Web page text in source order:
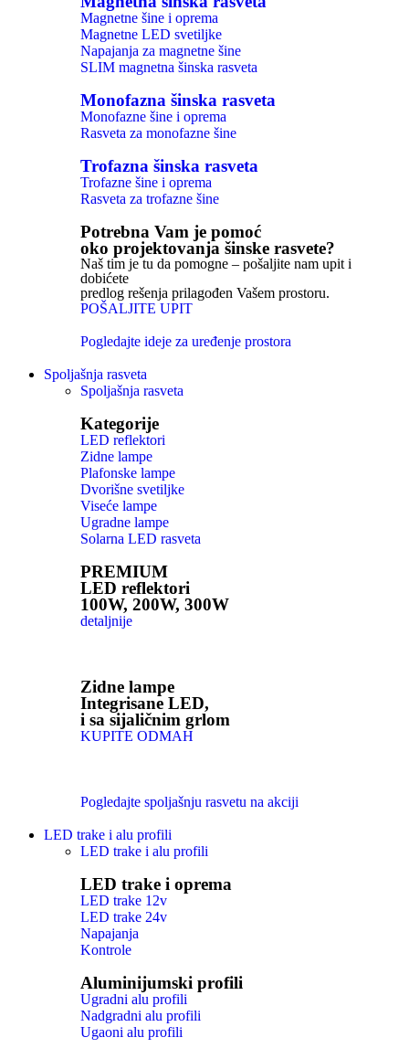
Magnetne šine i oprema
Magnetne LED svetiljke
Napajanja za magnetne šine
SLIM magnetna šinska rasveta
Monofazna šinska rasveta
Monofazne šine i oprema
Rasveta za monofazne šine
Trofazna šinska rasveta
Trofazne šine i oprema
Rasveta za trofazne šine
Potrebna Vam je pomoć
oko projektovanja šinske rasvete?
Naš tim je tu da pomogne – pošaljite nam upit i
dobićete
predlog rešenja prilagođen Vašem prostoru.
POŠALJITE UPIT
Pogledajte ideje za uređenje prostora
Spoljašnja rasveta
Spoljašnja rasveta
Kategorije
LED reflektori
Zidne lampe
Plafonske lampe
Dvorišne svetiljke
Viseće lampe
Ugradne lampe
Solarna LED rasveta
PREMIUM
LED reflektori
100W, 200W, 300W
detaljnije
Zidne lampe
Integrisane LED,
i sa sijaličnim grlom
KUPITE ODMAH
Pogledajte spoljašnju rasvetu na akciji
LED trake i alu profili
LED trake i alu profili
LED trake i oprema
LED trake 12v
LED trake 24v
Napajanja
Kontrole
Aluminijumski profili
Ugradni alu profili
Nadgradni alu profili
Ugaoni alu profili